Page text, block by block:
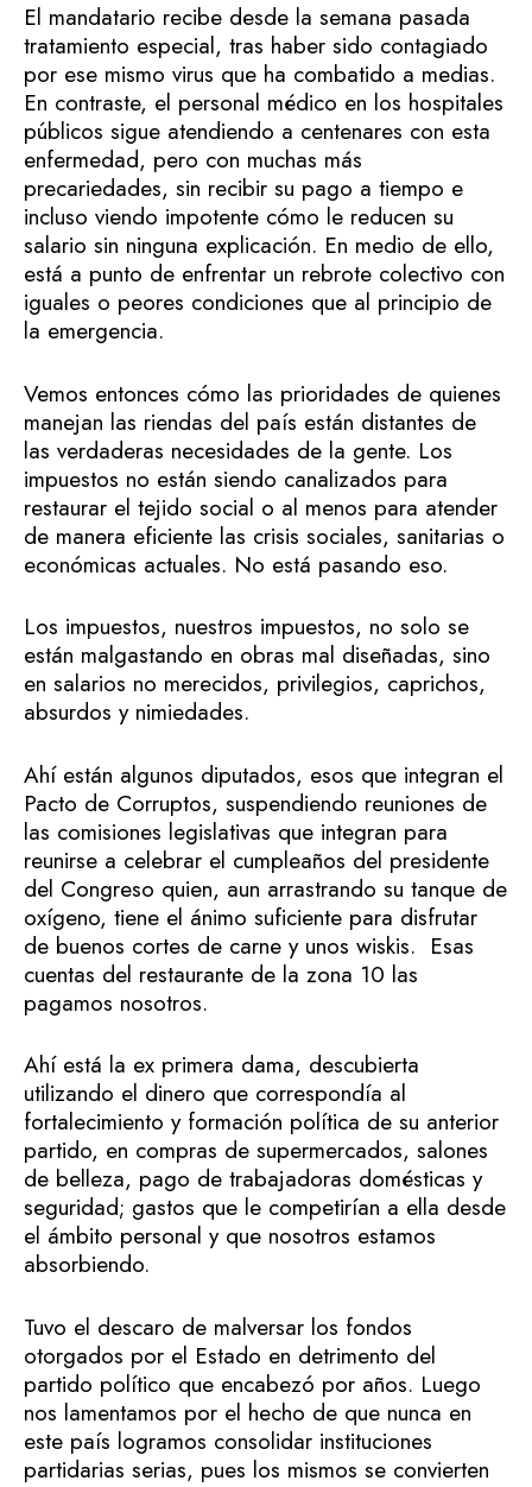
El mandatario recibe desde la semana pasada
tratamiento especial, tras haber sido contagiado
por ese mismo virus que ha combatido a medias.
En contraste, el personal médico en los hospitales
públicos sigue atendiendo a centenares con esta
enfermedad, pero con muchas más
precariedades, sin recibir su pago a tiempo e
incluso viendo impotente cómo le reducen su
salario sin ninguna explicación. En medio de ello,
está a punto de enfrentar un rebrote colectivo con
iguales o peores condiciones que al principio de
la emergencia.
Vemos entonces cómo las prioridades de quienes
manejan las riendas del país están distantes de
las verdaderas necesidades de la gente. Los
impuestos no están siendo canalizados para
restaurar el tejido social o al menos para atender
de manera eficiente las crisis sociales, sanitarias o
económicas actuales. No está pasando eso.
Los impuestos, nuestros impuestos, no solo se
están malgastando en obras mal diseñadas, sino
en salarios no merecidos, privilegios, caprichos,
absurdos y nimiedades.
Ahí están algunos diputados, esos que integran el
Pacto de Corruptos, suspendiendo reuniones de
las comisiones legislativas que integran para
reunirse a celebrar el cumpleaños del presidente
del Congreso quien, aun arrastrando su tanque de
oxígeno, tiene el ánimo suficiente para disfrutar
de buenos cortes de carne y unos wiskis. Esas
cuentas del restaurante de la zona 10 las
pagamos nosotros.
Ahí está la ex primera dama, descubierta
utilizando el dinero que correspondía al
fortalecimiento y formación política de su anterior
partido, en compras de supermercados, salones
de belleza, pago de trabajadoras domésticas y
seguridad; gastos que le competirían a ella desde
el ámbito personal y que nosotros estamos
absorbiendo.
Tuvo el descaro de malversar los fondos
otorgados por el Estado en detrimento del
partido político que encabezó por años. Luego
nos lamentamos por el hecho de que nunca en
este país logramos consolidar instituciones
partidarias serias, pues los mismos se convierten